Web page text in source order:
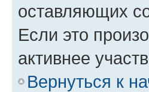
оставляющих
Если это
активнее
Вернуться к